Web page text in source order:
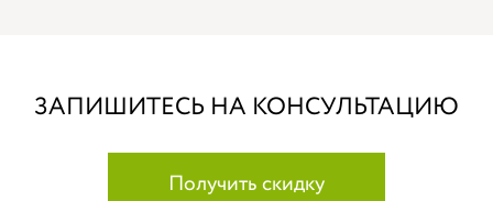
ЗАПИШИТЕСЬ НА КОНСУЛЬТАЦИЮ
Получить скидку